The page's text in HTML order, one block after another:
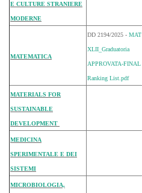
E CULTURE STRANIERE
MODERNE
MATEMATICA
DD 2194/2025 - MAT
XLII_Graduatoria
APPROVATA-FINAL
Ranking List.pdf
MATERIALS FOR
SUSTAINABLE
DEVELOPMENT
MEDICINA
SPERIMENTALE E DEI
SISTEMI
MICROBIOLOGIA,